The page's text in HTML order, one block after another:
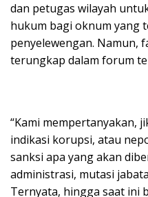
dan petugas wilayah
hukum bagi oknum yang
penyelewengan. Namun,
terungkap dalam forum
“Kami mempertanyakan,
indikasi korupsi, atau
sanksi apa yang akan
administrasi, mutasi
Ternyata, hingga saat ini